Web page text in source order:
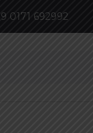
0171 692992